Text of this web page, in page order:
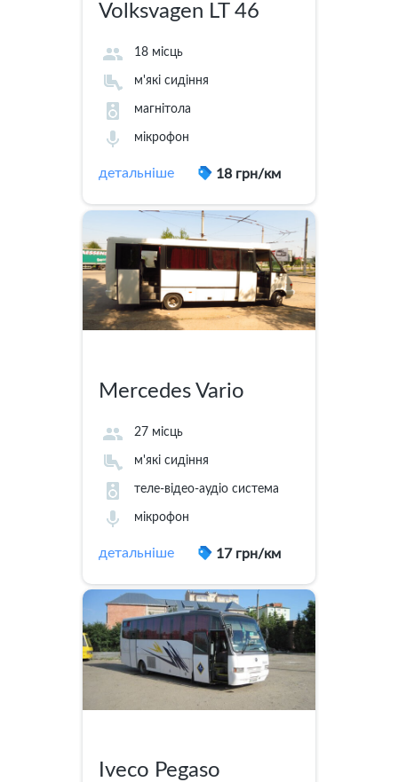
Volksvagen LT 46
18 місць
м'які сидіння
магнітола
мікрофон
детальніше 18 грн/км
Mercedes Vario
27 місць
м'які сидіння
теле-відео-аудіо система
мікрофон
детальніше 17 грн/км
Iveco Pegaso